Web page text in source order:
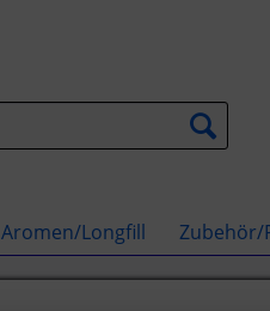
Aromen/Longfill Zubehör/